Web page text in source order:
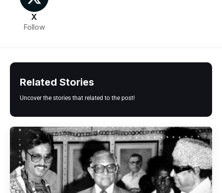
X
Follow
Related Stories
Uncover the stories that related to the post!